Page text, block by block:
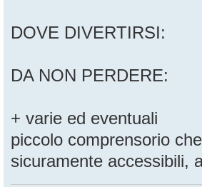
DOVE DIVERTIRSI:
DA NON PERDERE:
+ varie ed eventuali
piccolo comprensorio
sicuramente accessibili,